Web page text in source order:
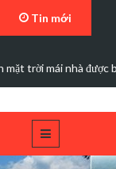
Tin mới
ngày Thương binh